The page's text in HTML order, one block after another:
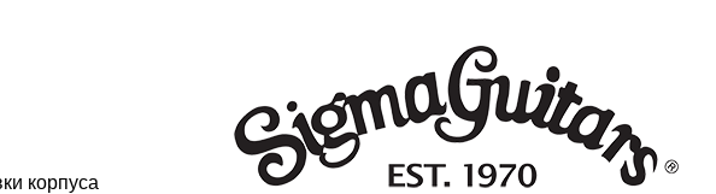
корпуса